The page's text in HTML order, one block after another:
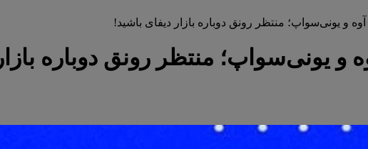
و یونی‌سواپ؛ منتظر رونق دوباره بازار دیفای باشید!
یونی‌سواپ؛ منتظر رونق دوباره